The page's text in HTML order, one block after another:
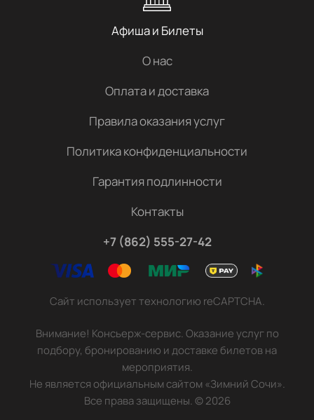
Афиша и Билеты
О нас
Оплата и доставка
Правила оказания услуг
Политика конфиденциальности
Гарантия подлинности
Контакты
+7 (862) 555-27-42
Сайт использует технологию reCAPTCHA.
Внимание! Консьерж-сервис. Оказание услуг по
подбору, бронированию и доставке билетов на
мероприятия.
Не является официальным сайтом «Зимний Сочи».
Все права защищены.©2026